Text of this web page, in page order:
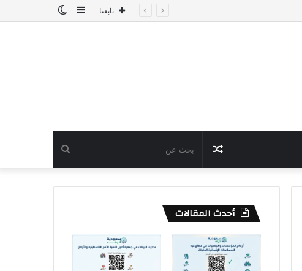
الوضعإضافة
تابعنا
بحث
عن
مقال
عشوائي
أحدث المقالات